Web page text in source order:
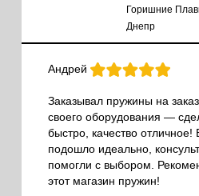
Горишние
Днепр
Андрей
Заказывал пружины на
своего оборудования —
быстро, качество отличное!
подошло идеально,
помогли с выбором.
этот магазин пружин!